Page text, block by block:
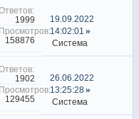
1999
158876
19.09.2022
14:02:01
Система
1902
129455
26.06.2022
13:25:28
Система